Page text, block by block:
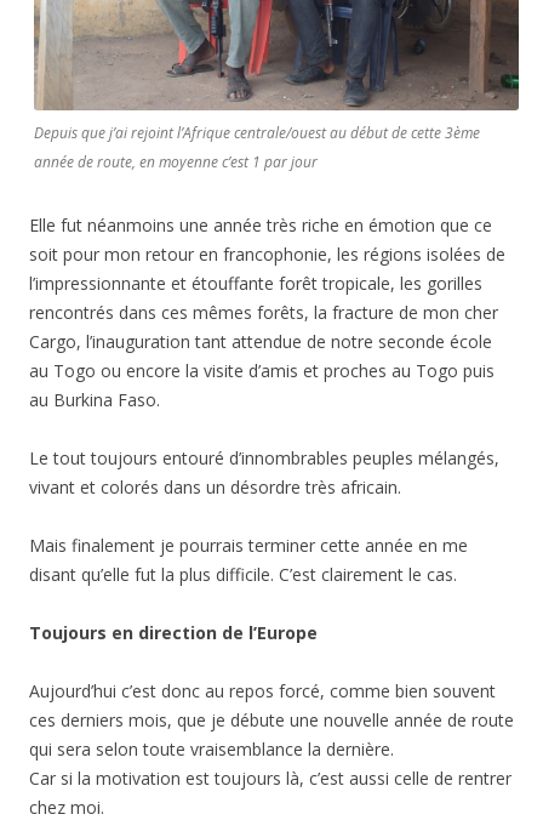
Depuis que j’ai rejoint l’Afrique centrale/ouest au début de cette 3ème
année de route, en moyenne c’est 1 par jour
Elle fut néanmoins une année très riche en émotion que ce
soit pour mon retour en francophonie, les régions isolées de
l’impressionnante et étouffante forêt tropicale, les gorilles
rencontrés dans ces mêmes forêts, la fracture de mon cher
Cargo, l’inauguration tant attendue de notre seconde école
au Togo ou encore la visite d’amis et proches au Togo puis
au Burkina Faso.
Le tout toujours entouré d’innombrables peuples mélangés,
vivant et colorés dans un désordre très africain.
Mais finalement je pourrais terminer cette année en me
disant qu’elle fut la plus difficile. C’est clairement le cas.
Toujours en direction de l’Europe
Aujourd’hui c’est donc au repos forcé, comme bien souvent
ces derniers mois, que je débute une nouvelle année de route
qui sera selon toute vraisemblance la dernière.
Car si la motivation est toujours là, c’est aussi celle de rentrer
chez moi.